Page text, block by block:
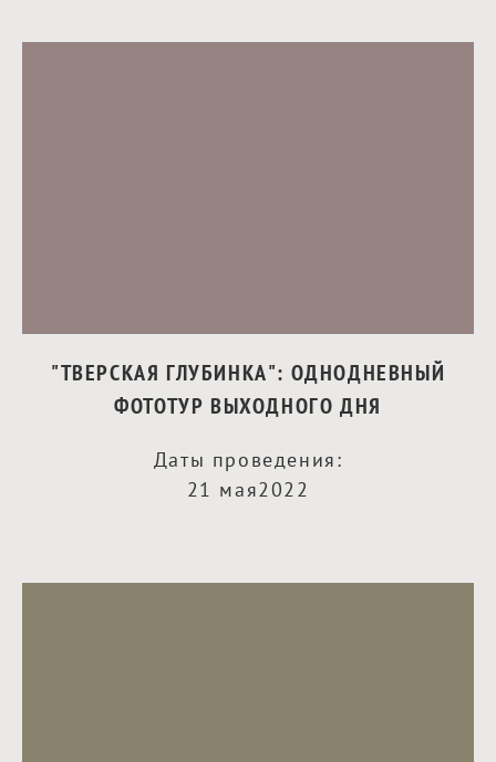
"ТВЕРСКАЯ ГЛУБИНКА": ОДНОДНЕВНЫЙ
ФОТОТУР ВЫХОДНОГО ДНЯ
Даты проведения:
21 мая2022